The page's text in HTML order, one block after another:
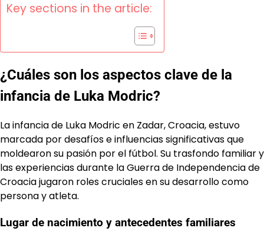
Key sections in the article:
¿Cuáles son los aspectos clave de la
infancia de Luka Modric?
La infancia de Luka Modric en Zadar, Croacia, estuvo
marcada por desafíos e influencias significativas que
moldearon su pasión por el fútbol. Su trasfondo familiar y
las experiencias durante la Guerra de Independencia de
Croacia jugaron roles cruciales en su desarrollo como
persona y atleta.
Lugar de nacimiento y antecedentes familiares